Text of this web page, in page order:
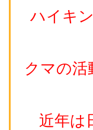
ハイキ
クマの活
近年は